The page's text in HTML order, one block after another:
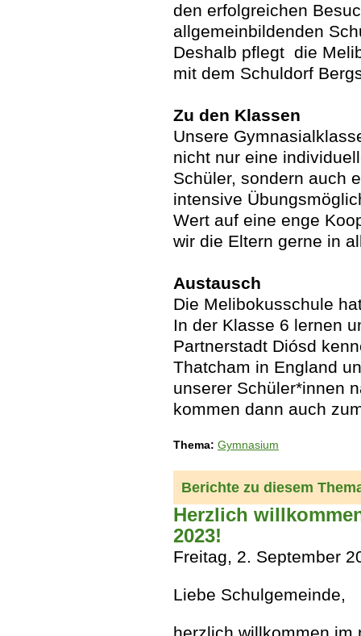
den erfolgreichen
allgemeinbildenden
Deshalb pflegt die
mit dem Schuldorf
Zu den Klassen
Unsere
nicht nur eine
Schüler, sondern auch
intensive
Wert auf eine enge
wir die Eltern gerne in
Austausch
Die Melibokusschule
In der Klasse 6 lernen
Partnerstadt Diósd
Thatcham in England
unserer Schüler*innen
kommen dann auch
Thema: Gymnasium
Berichte zu diesem
Herzlich
2023!
Freitag, 2. September
Liebe Schulgemeinde,